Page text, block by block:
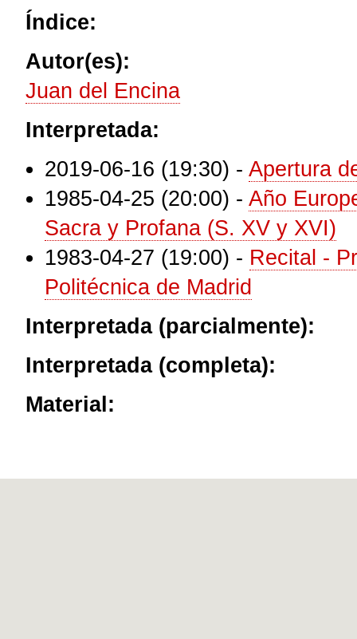
Índice:
Autor(es):
Juan del Encina
Interpretada:
2019-06-16 (19:30) - Apertura
1985-04-25 (20:00) - Año
Sacra y Profana (S. XV y XVI)
1983-04-27 (19:00) - Recital -
Politécnica de Madrid
Interpretada (parcialmente):
Interpretada (completa):
Material: